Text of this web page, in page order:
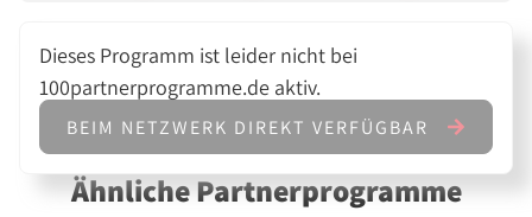
Dieses Programm ist leider nicht bei
100partnerprogramme.de aktiv.
BEIM NETZWERK DIREKT VERFÜGBAR
Ähnliche Partnerprogramme